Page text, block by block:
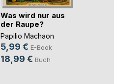
Was wird nur aus
der Raupe?
Papilio Machaon
5,99 € E-Book
18,99 € Buch